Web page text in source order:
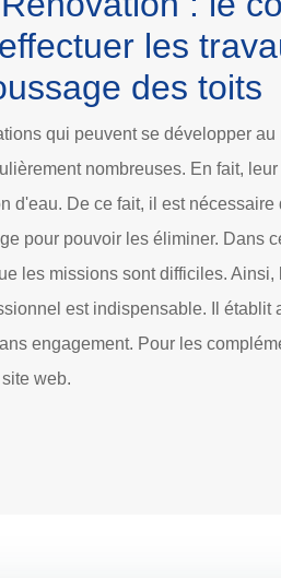
les
des toits
qui peuvent se développer
nombreuses. En fait,
d'eau. De ce fait, il est
pour pouvoir les éliminer. Dans
les missions sont difficiles.
est indispensable. Il établit
engagement. Pour les
web.